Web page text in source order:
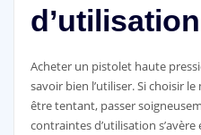
d’utilisation
Acheter un pistolet haute
savoir bien l’utiliser. Si choisir
être tentant, passer
contraintes d’utilisation